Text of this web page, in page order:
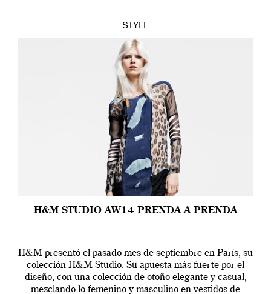
STYLE
H&M STUDIO AW14 PRENDA A PRENDA
H&M presentó el pasado mes de septiembre en París, su
colección H&M Studio. Su apuesta más fuerte por el
diseño, con una colección de otoño elegante y casual,
mezclando lo femenino y masculino en vestidos de